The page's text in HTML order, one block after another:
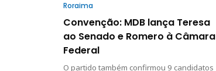
Roraima
Convenção: MDB lança Teresa
ao Senado e Romero à Câmara
Federal
O partido também confirmou 9 candidatos